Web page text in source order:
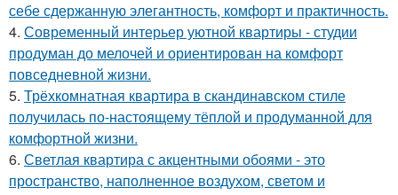
себе сдержанную элегантность, комфорт и практичность.
4. Современный интерьер уютной квартиры - студии
продуман до мелочей и ориентирован на комфорт
повседневной жизни.
5. Трёхкомнатная квартира в скандинавском стиле
получилась по-настоящему тёплой и продуманной для
комфортной жизни.
6. Светлая квартира с акцентными обоями - это
пространство, наполненное воздухом, светом и